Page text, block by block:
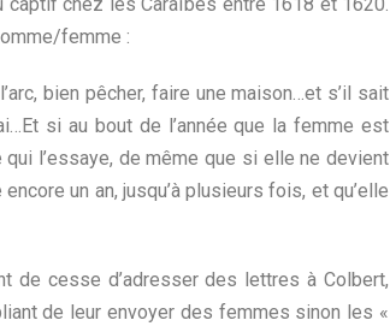
femme :
bien pêcher, faire une maison…et s’il sait
si au bout de l’année que la femme est
l’essaye, de même que si elle ne devient
un an, jusqu’à plusieurs fois, et qu’elle
de cesse d’adresser des lettres à Colbert,
de leur envoyer des femmes sinon les «